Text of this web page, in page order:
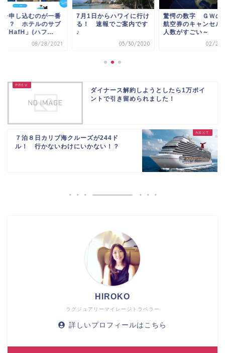
日からハワイに行け
速報でご案内です
05/30/2020
驚愕の数字 ＧＷの特典
航空券のキャンセル待ち
人数がすごい～
02/20/2017
実は今申し込むのが
お得！？ ホテルの
スク「HafH」(ハフ
08/28/
ダイナース解約しようとしたら1万ポイ
ントで引き留められました！
７泊８日カリブ海クルーズが244ド
ル！ 行かないわけにいかない！？
ラグジュアリーマイレージトラベラー
HIROKO
詳しいプロフィールはこちら